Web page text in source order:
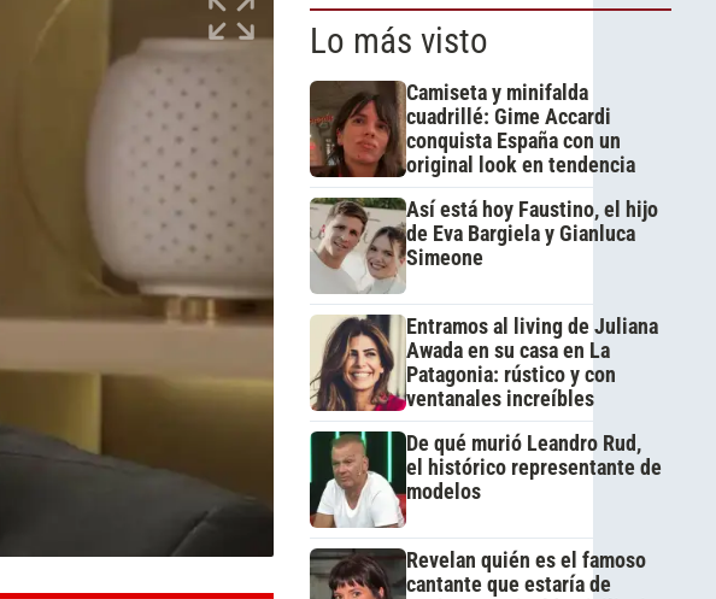
Lo más visto
Camiseta y minifalda
cuadrillé: Gime Accardi
conquista España con un
original look en tendencia
Así está hoy Faustino, el hijo
de Eva Bargiela y Gianluca
Simeone
Entramos al living de Juliana
Awada en su casa en La
Patagonia: rústico y con
ventanales increíbles
De qué murió Leandro Rud,
el histórico representante de
modelos
Revelan quién es el famoso
cantante que estaría de